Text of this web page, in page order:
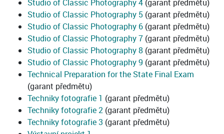
Studio of Classic Photography 4 (garant předmětu)
Studio of Classic Photography 5 (garant předmětu)
Studio of Classic Photography 6 (garant předmětu)
Studio of Classic Photography 7 (garant předmětu)
Studio of Classic Photography 8 (garant předmětu)
Studio of Classic Photography 9 (garant předmětu)
Technical Preparation for the State Final Exam
(garant předmětu)
Techniky fotografie 1 (garant předmětu)
Techniky fotografie 2 (garant předmětu)
Techniky fotografie 3 (garant předmětu)